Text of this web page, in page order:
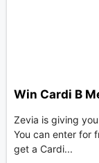
Win Cardi B
Zevia is giving
You can enter for
get a Cardi...